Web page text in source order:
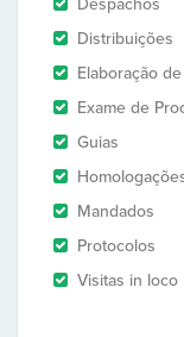
Despachos
Distribuições
Elaboração
Exame de
Guias
Mandados
Protocolos
Visitas in loco